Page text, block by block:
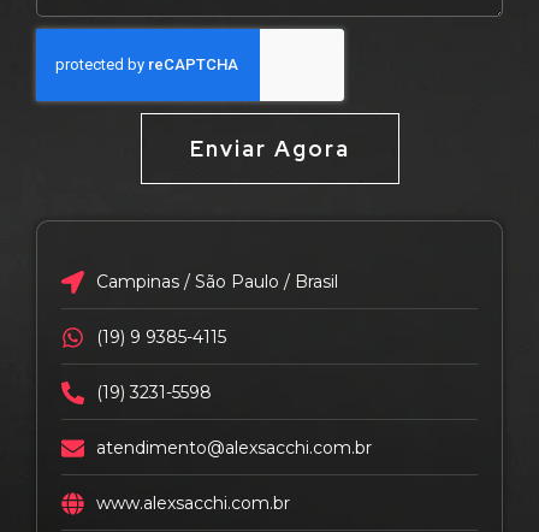
Enviar Agora
Campinas / São Paulo / Brasil
(19) 9 9385-4115
(19) 3231-5598
atendimento@alexsacchi.com.br
www.alexsacchi.com.br